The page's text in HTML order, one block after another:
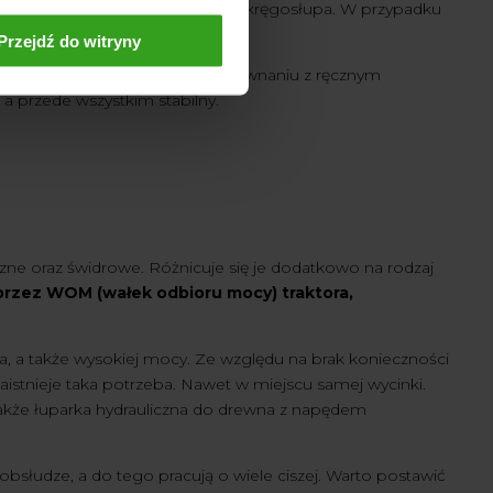
do witryny
ogromnym obciążeniem dla kręgosłupa. W przypadku
zwłaszcza w porównaniu z ręcznym
przede wszystkim stabilny.
oraz świdrowe. Różnicuje się je dodatkowo na rodzaj
WOM (wałek odbioru mocy) traktora,
a także wysokiej mocy. Ze względu na brak konieczności
taka potrzeba. Nawet w miejscu samej wycinki.
łuparka hydrauliczna do drewna z napędem
a do tego pracują o wiele ciszej. Warto postawić